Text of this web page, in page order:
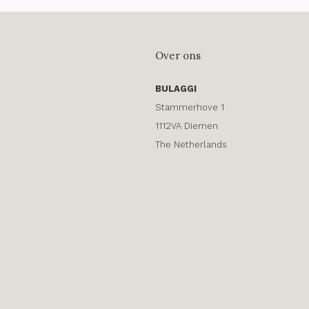
Over ons
BULAGGI
Stammerhove 1
1112VA Diemen
The Netherlands